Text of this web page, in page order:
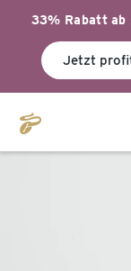
33% Rabatt ab
Jetzt